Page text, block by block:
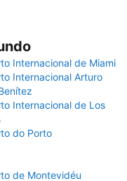
Internacional de Miami
Internacional Arturo
Internacional de Los
do Porto
de Montevidéu